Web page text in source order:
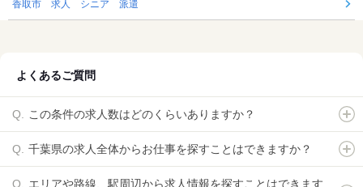
香取市 求人 シニア 派遣
よくあるご質問
この条件の求人数はどのくらいありますか？
千葉県の求人全体からお仕事を探すことはできますか？
エリアや路線、駅周辺から求人情報を探すことはできます